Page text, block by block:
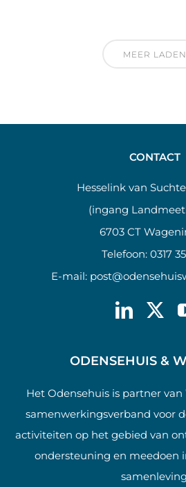
MEER LADEN
CONTACT
Hesselink van
(ingang
6703 CT
Telefoon: 0317
E-mail:
ODENSEHUIS &
Het Odensehuis is partner
samenwerkingsverband voor
activiteiten op het gebied van
ondersteuning en meedoen